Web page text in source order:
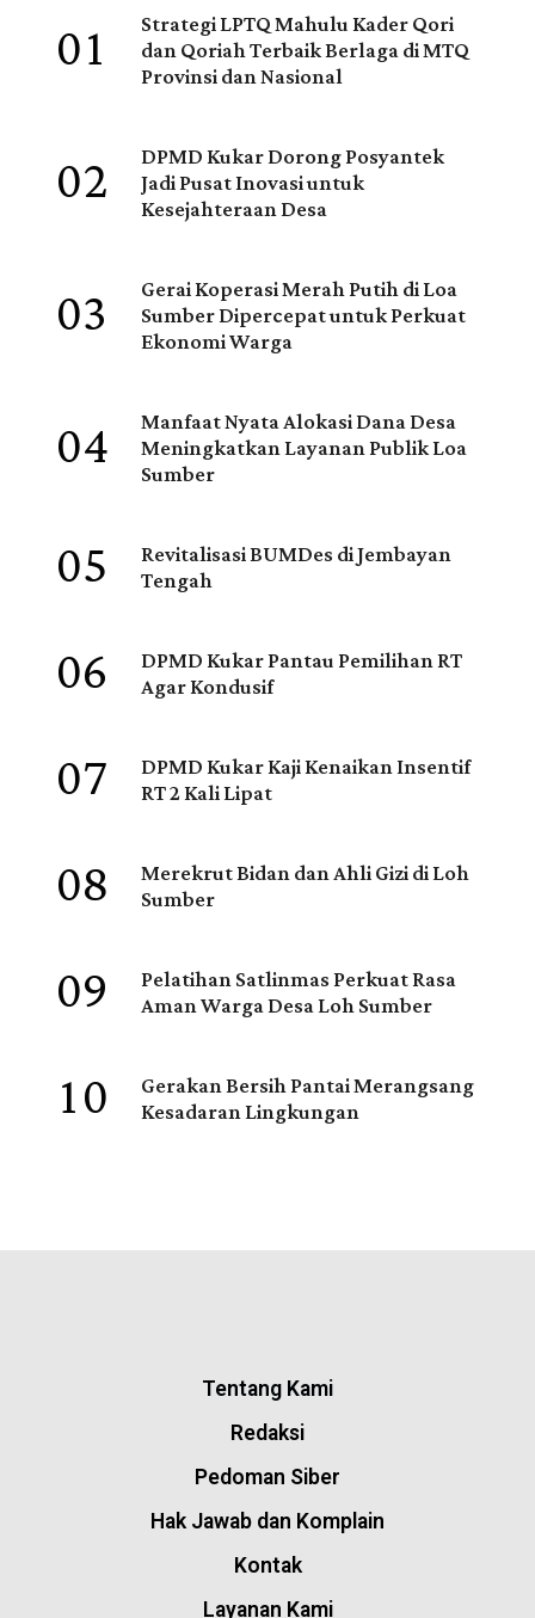
01 Strategi LPTQ Mahulu Kader Qori
dan Qoriah Terbaik Berlaga di MTQ
Provinsi dan Nasional
02 DPMD Kukar Dorong Posyantek
Jadi Pusat Inovasi untuk
Kesejahteraan Desa
03 Gerai Koperasi Merah Putih di Loa
Sumber Dipercepat untuk Perkuat
Ekonomi Warga
04 Manfaat Nyata Alokasi Dana Desa
Meningkatkan Layanan Publik Loa
Sumber
05 Revitalisasi BUMDes di Jembayan
Tengah
06 DPMD Kukar Pantau Pemilihan RT
Agar Kondusif
07 DPMD Kukar Kaji Kenaikan Insentif
RT 2 Kali Lipat
08 Merekrut Bidan dan Ahli Gizi di Loh
Sumber
09 Pelatihan Satlinmas Perkuat Rasa
Aman Warga Desa Loh Sumber
10 Gerakan Bersih Pantai Merangsang
Kesadaran Lingkungan
Tentang Kami
Redaksi
Pedoman Siber
Hak Jawab dan Komplain
Kontak
Layanan Kami